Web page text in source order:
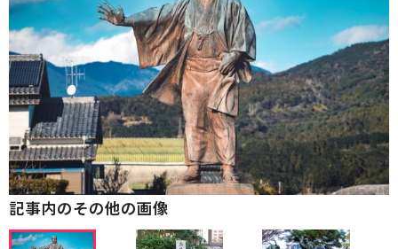
記事内のその他の画像